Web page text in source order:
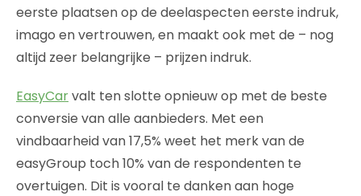
eerste plaatsen op de deelaspecten eerste indruk,
imago en vertrouwen, en maakt ook met de – nog
altijd zeer belangrijke – prijzen indruk.
EasyCarvalt ten slotte opnieuw op met de beste
conversie van alle aanbieders. Met een
vindbaarheid van 17,5% weet het merk van de
easyGroup toch 10% van de respondenten te
overtuigen. Dit is vooral te danken aan hoge